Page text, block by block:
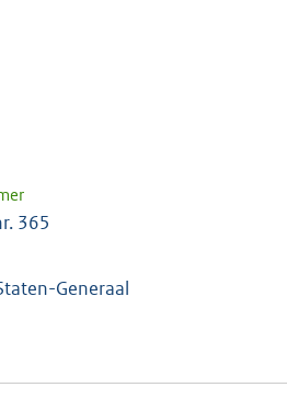
365
Generaal